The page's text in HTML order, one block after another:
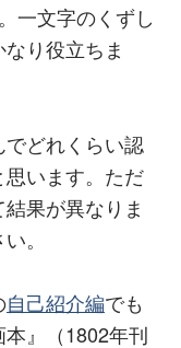
一文字のくずし
り役立ちま
どれくらい認
います。ただ
果が異なりま
。
自己紹介編でも
』（1802年刊